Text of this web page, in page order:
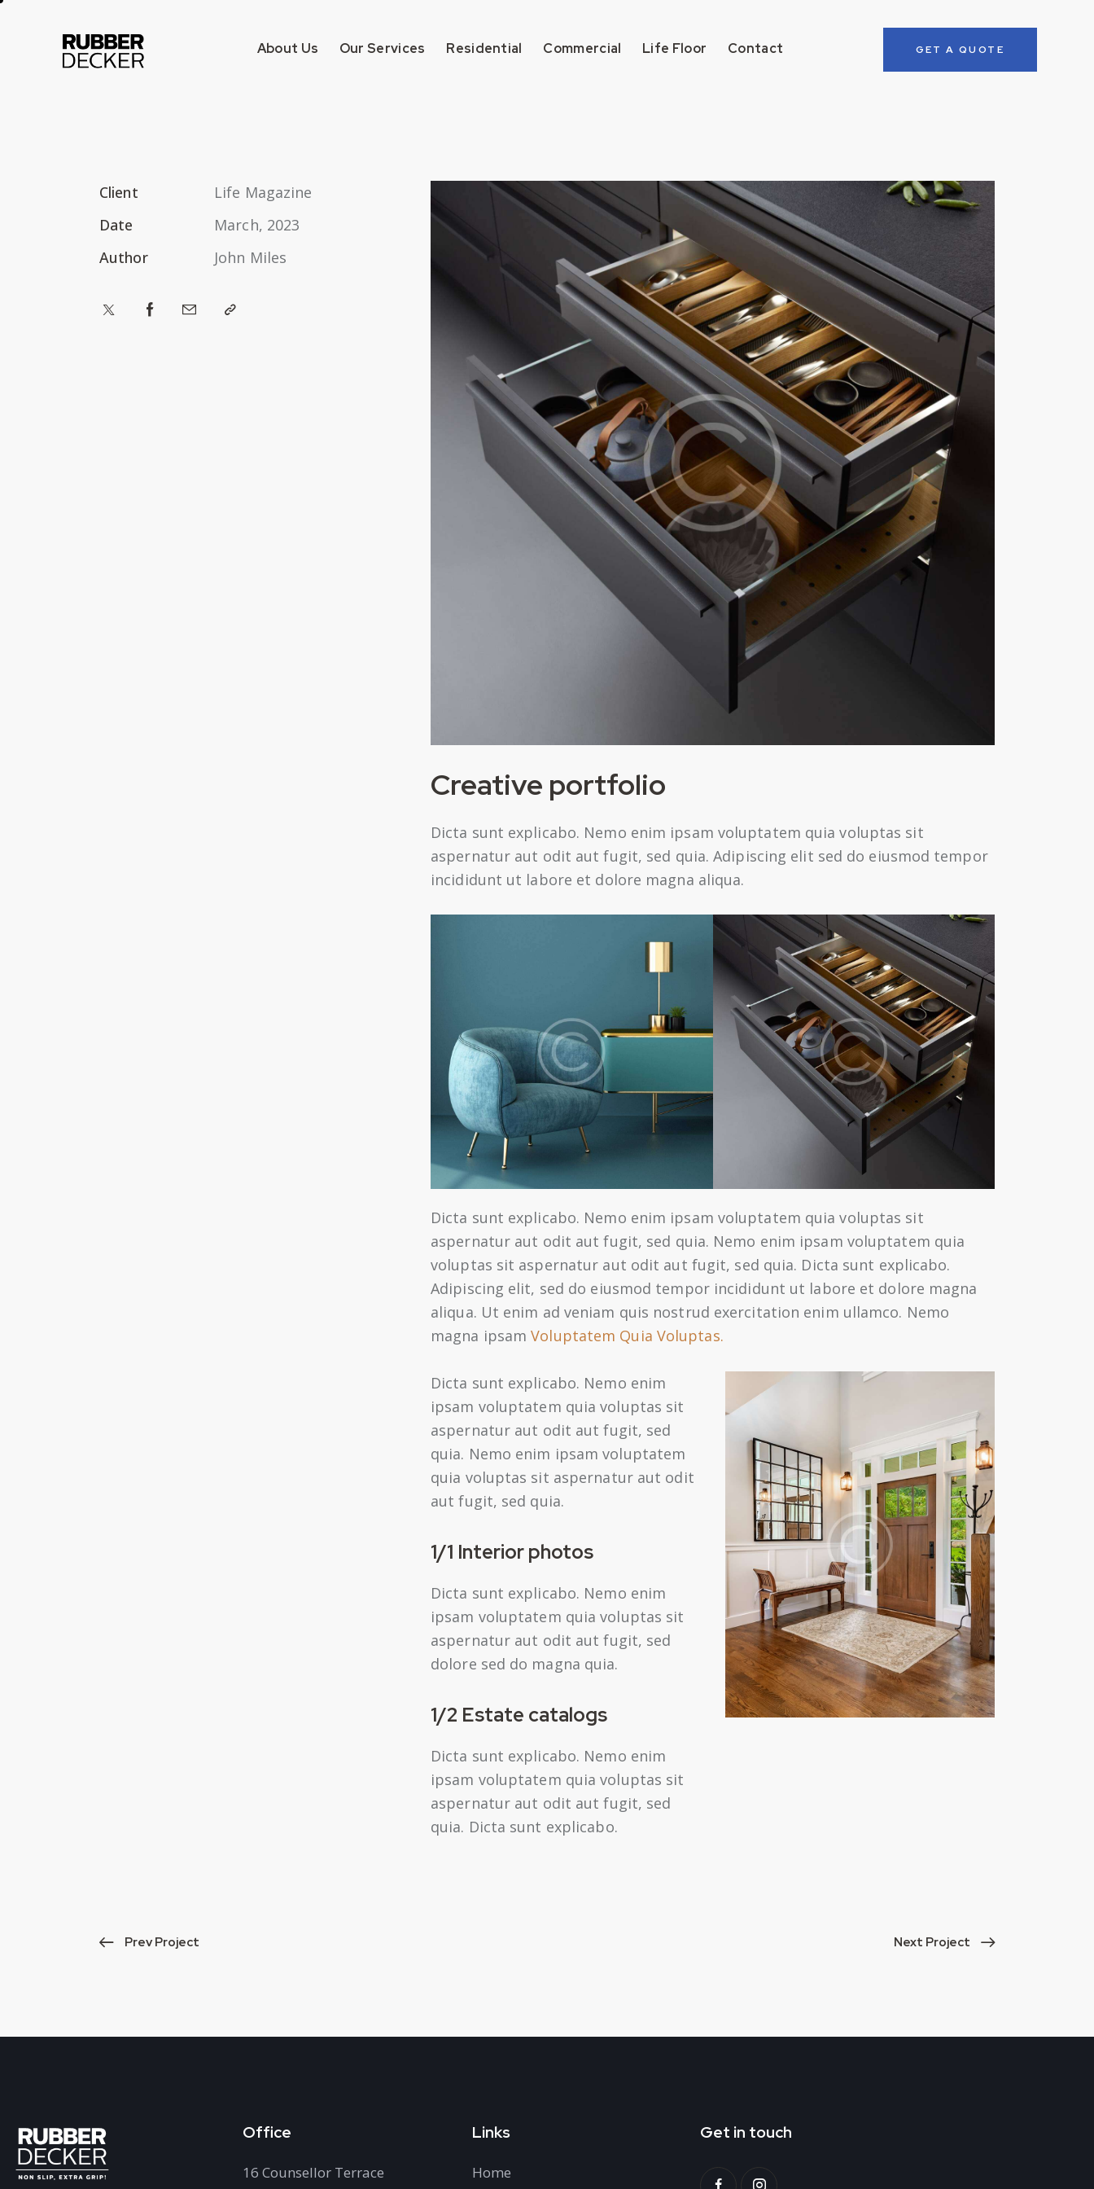
About Us Our Services Residential Commercial Life Floor Contact GET A QUOTE
Client
Life Magazine
Date
March, 2023
Author
John Miles
Creative portfolio
Dicta sunt explicabo. Nemo enim ipsam voluptatem quia voluptas sit
aspernatur aut odit aut fugit, sed quia. Adipiscing elit sed do eiusmod tempor
incididunt ut labore et dolore magna aliqua.
Dicta sunt explicabo. Nemo enim ipsam voluptatem quia voluptas sit
aspernatur aut odit aut fugit, sed quia. Nemo enim ipsam voluptatem quia
voluptas sit aspernatur aut odit aut fugit, sed quia. Dicta sunt explicabo.
Adipiscing elit, sed do eiusmod tempor incididunt ut labore et dolore magna
aliqua. Ut enim ad veniam quis nostrud exercitation enim ullamco. Nemo
magna ipsamVoluptatem Quia Voluptas.
Dicta sunt explicabo. Nemo enim
ipsam voluptatem quia voluptas sit
aspernatur aut odit aut fugit, sed
quia. Nemo enim ipsam voluptatem
quia voluptas sit aspernatur aut odit
aut fugit, sed quia.
1/1 Interior photos
Dicta sunt explicabo. Nemo enim
ipsam voluptatem quia voluptas sit
aspernatur aut odit aut fugit, sed
dolore sed do magna quia.
1/2 Estate catalogs
Dicta sunt explicabo. Nemo enim
ipsam voluptatem quia voluptas sit
aspernatur aut odit aut fugit, sed
quia. Dicta sunt explicabo.
Prev Project Next Project
Office
16 Counsellor Terrace
Links
Home
Get in touch